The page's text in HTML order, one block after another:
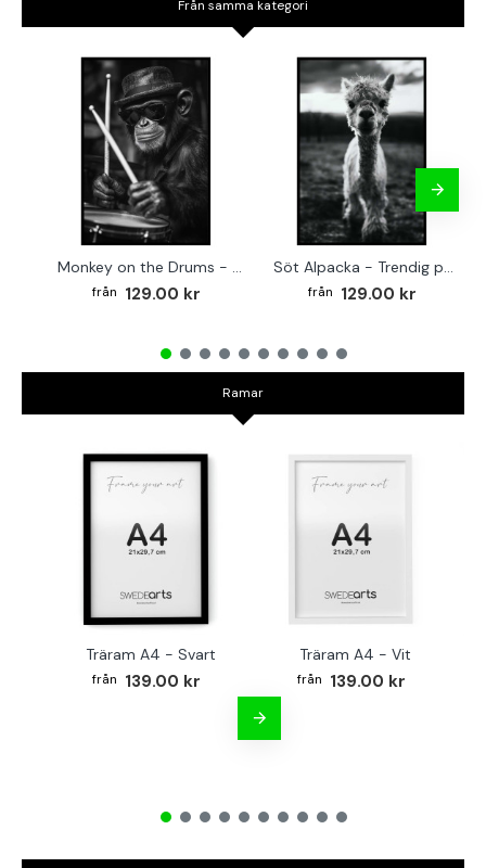
Från samma kategori
Monkey on the Drums - Trendig poster
129.00 kr
Söt Alpacka - Trendig poster
129.00 kr
Ramar
Träram A4 - Svart
139.00 kr
Träram A4 - Vit
139.00 kr